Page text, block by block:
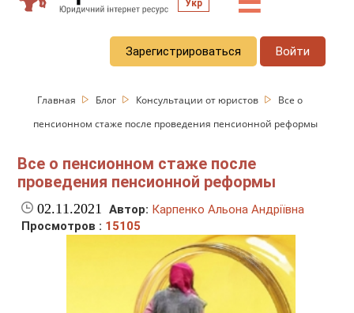
Укр
Зарегистрироваться Войти
Главная Блог Консультации от юристов
Все о
пенсионном стаже после проведения пенсионной реформы
Все о пенсионном стаже после
проведения пенсионной реформы
02.11.2021 Автор: Карпенко Альона Андріївна
Просмотров : 15105